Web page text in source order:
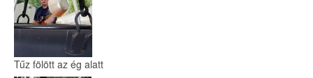
Tűz fölött az ég alatt